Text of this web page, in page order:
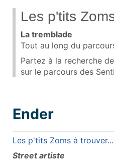
Les p'tits
La tremblade
Tout au long du
Partez à la recherche
sur le parcours des
Ender
Les p'tits Zoms à trouver...
Street artiste